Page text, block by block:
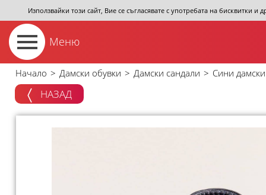
Използвайки този сайт, Вие се съгласявате с употребата на бисквитки
Меню
Начало > Дамски обувки > Дамски сандали > Сини
НАЗАД